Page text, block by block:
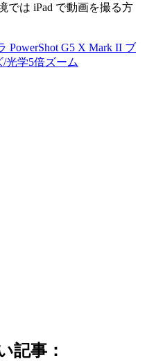
では iPad で動画を撮る方
PowerShot G5 X Mark II ブ
光学5倍ズーム
記事：